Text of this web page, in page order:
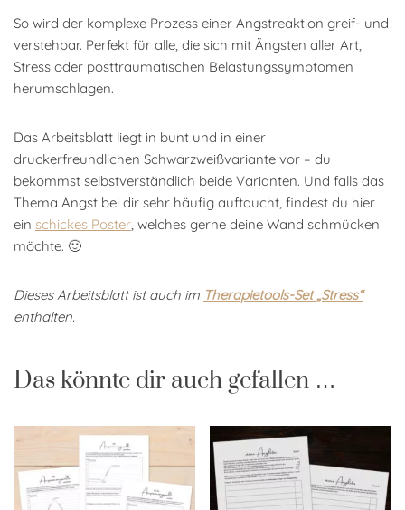
So wird der komplexe Prozess einer Angstreaktion greif- und
verstehbar. Perfekt für alle, die sich mit Ängsten aller Art,
Stress oder posttraumatischen Belastungssymptomen
herumschlagen.
Das Arbeitsblatt liegt in bunt und in einer
druckerfreundlichen Schwarzweißvariante vor – du
bekommst selbstverständlich beide Varianten. Und falls das
Thema Angst bei dir sehr häufig auftaucht, findest du hier
ein schickes Poster, welches gerne deine Wand schmücken
möchte. 🙂
Dieses Arbeitsblatt ist auch im Therapietools-Set „Stress“
enthalten.
Das könnte dir auch gefallen …